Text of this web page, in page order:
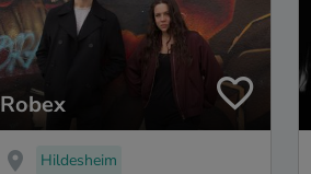
Robex
Hildesheim